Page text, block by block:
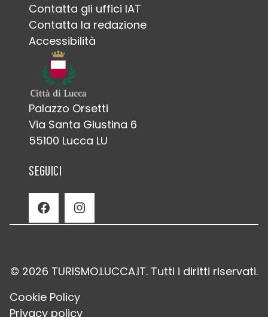
Contatta gli uffici IAT
Contatta la redazione
Accessibilità
Palazzo Orsetti
Via Santa Giustina 6
55100 Lucca LU
SEGUICI
Facebook Instagram
© 2026 TURISMO.LUCCA.IT. Tutti i diritti riservati.
Cookie Policy
Privacy policy